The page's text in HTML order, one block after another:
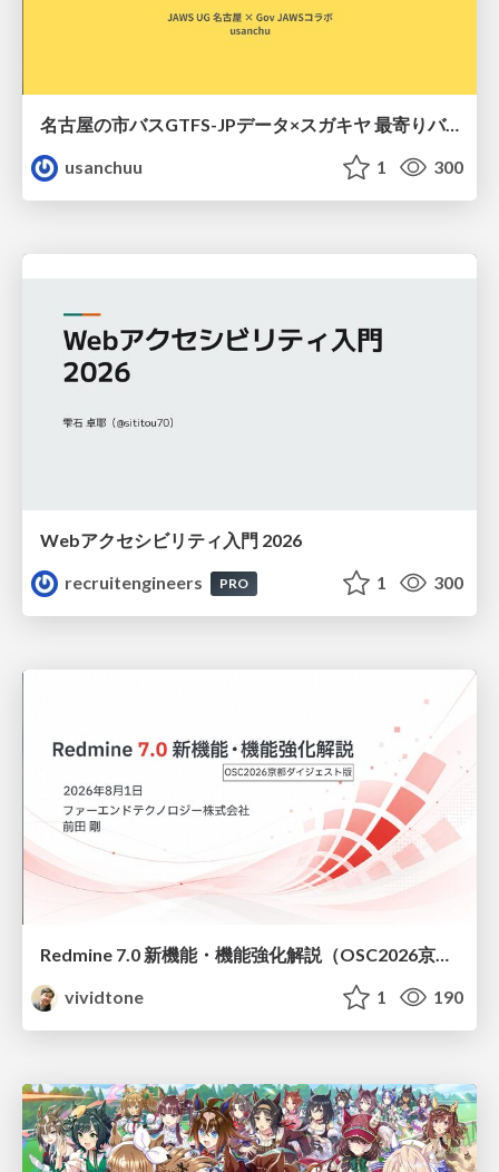
名古屋の市バスGTFS-JPデータ×スガキヤ 最寄りバス停検索をAmazon ElastiCache Serverless for Valkeyで最適化する
usanchuu
1 300
Webアクセシビリティ入門 2026
recruitengineers
PRO 1 300
Redmine 7.0 新機能・機能強化解説（OSC2026京都ダイジェスト版）
vividtone
1 190